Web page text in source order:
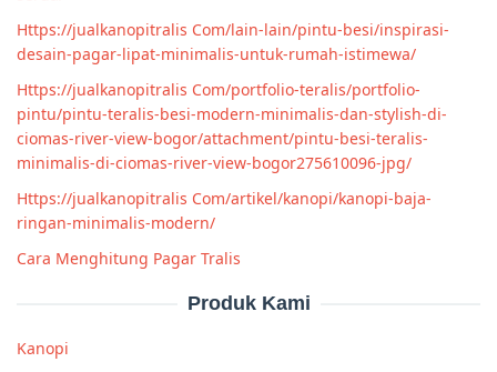
Https://jualkanopitralis Com/lain-lain/pintu-besi/inspirasi-
desain-pagar-lipat-minimalis-untuk-rumah-istimewa/
Https://jualkanopitralis Com/portfolio-teralis/portfolio-
pintu/pintu-teralis-besi-modern-minimalis-dan-stylish-di-
ciomas-river-view-bogor/attachment/pintu-besi-teralis-
minimalis-di-ciomas-river-view-bogor275610096-jpg/
Https://jualkanopitralis Com/artikel/kanopi/kanopi-baja-
ringan-minimalis-modern/
Cara Menghitung Pagar Tralis
Produk Kami
Kanopi